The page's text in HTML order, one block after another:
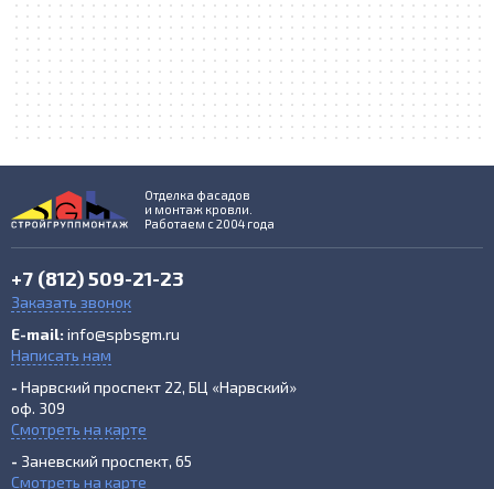
Отделка фасадов
и монтаж кровли.
Работаем с 2004 года
+7 (812) 509-21-23
Заказать звонок
E-mail: info@spbsgm.ru
Написать нам
- Нарвский проспект 22, БЦ «Нарвский»
оф. 309
Смотреть на карте
- Заневский проспект, 65
Смотреть на карте